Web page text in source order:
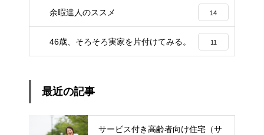
余暇達人のススメ 14
46歳、そろそろ実家を片付けてみる。 11
最近の記事
サービス付き高齢者向け住宅（サ